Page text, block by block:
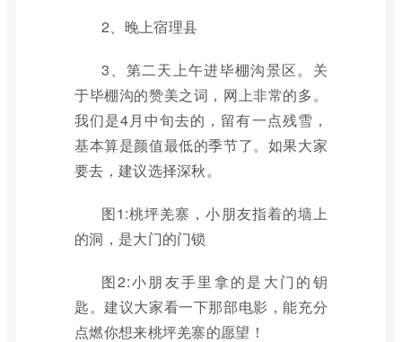
2、晚上宿理县
3、第二天上午进毕棚沟景区。关
于毕棚沟的赞美之词，网上非常的多。
我们是4月中旬去的，留有一点残雪，
基本算是颜值最低的季节了。如果大家
要去，建议选择深秋。
图1:桃坪羌寨，小朋友指着的墙上
的洞，是大门的门锁
图2:小朋友手里拿的是大门的钥
匙。建议大家看一下那部电影，能充分
点燃你想来桃坪羌寨的愿望！